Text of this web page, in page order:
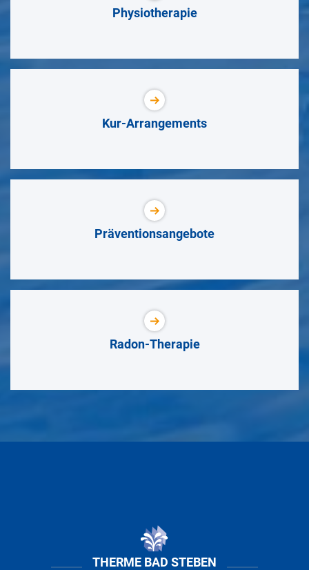
Physiotherapie
Kur-Arrangements
Präventionsangebote
Radon-Therapie
THERME BAD STEBEN